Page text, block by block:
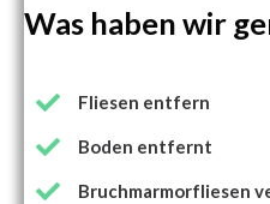
Was haben wir
Fliesen entfern
Boden entfernt
Bruchmarmorfliesen